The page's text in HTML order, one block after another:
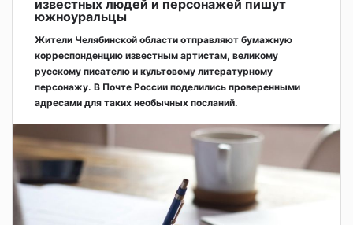
известных людей и персонажей пишут
южноуральцы
Жители Челябинской области отправляют бумажную
корреспонденцию известным артистам, великому
русскому писателю и культовому литературному
персонажу. В Почте России поделились проверенными
адресами для таких необычных посланий.